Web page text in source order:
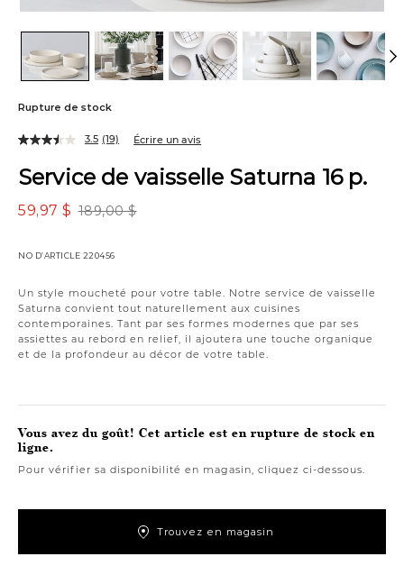
Rupture de stock
Service de vaisselle Saturna 16 p.
189,00 $
59,97 $
NO D’ARTICLE 220456
Un style moucheté pour votre table. Notre service de vaisselle
Saturna convient tout naturellement aux cuisines
contemporaines. Tant par ses formes modernes que par ses
assiettes au rebord en relief, il ajoutera une touche organique
et de la profondeur au décor de votre table.
3.5 (19) Écrire un avis
Vous avez du goût! Cet article est en rupture de stock en
ligne.
Pour vérifier sa disponibilité en magasin, cliquez ci-dessous.
Trouvez en magasin